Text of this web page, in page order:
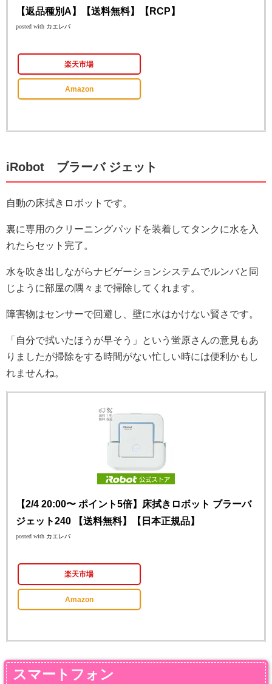
【返品種別A】【送料無料】【RCP】
posted with カエレバ
楽天市場
Amazon
iRobot ブラーバ ジェット
自動の床拭きロボットです。
裏に専用のクリーニングパッドを装着してタンクに水を入
れたらセット完了。
水を吹き出しながらナビゲーションシステムでルンバと同
じように部屋の隅々まで掃除してくれます。
障害物はセンサーで回避し、壁に水はかけない賢さです。
「自分で拭いたほうが早そう」という蛍原さんの意見もあ
りましたが掃除をする時間がない忙しい時には便利かもし
れませんね。
【2/4 20:00〜 ポイント5倍】床拭きロボット ブラーバ
ジェット240 【送料無料】【日本正規品】
posted with カエレバ
楽天市場
Amazon
スマートフォン